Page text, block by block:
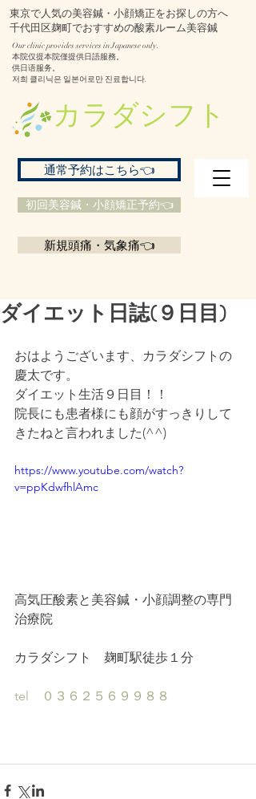
東京で人気の美容鍼・小顔矯正をお探しの方へ
千代田区麹町でおすすめの酸素ルーム美容鍼
​カラダシフト
初回美容鍼・小顔矯正予約👈
通常予約はこちら👈
新規頭痛・気象痛👈
Our clinic provides services in Japanese only.
本院仅提本院僅提供日語服務。
供日语服务。
저희 클리닉은 일본어로만 진료합니다.
ダイエット日誌(９日目)
おはようございます、カラダシフトの
慶太です。
ダイエット生活９日目！！
院長にも患者様にも顔がすっきりして
きたねと言われました(^^)
https://www.youtube.com/watch?
v=ppKdwfhlAmc
高気圧酸素と美容鍼・小顔調整の専門
治療院
カラダシフト　麹町駅徒歩１分
tel　０３６２５６９９８８